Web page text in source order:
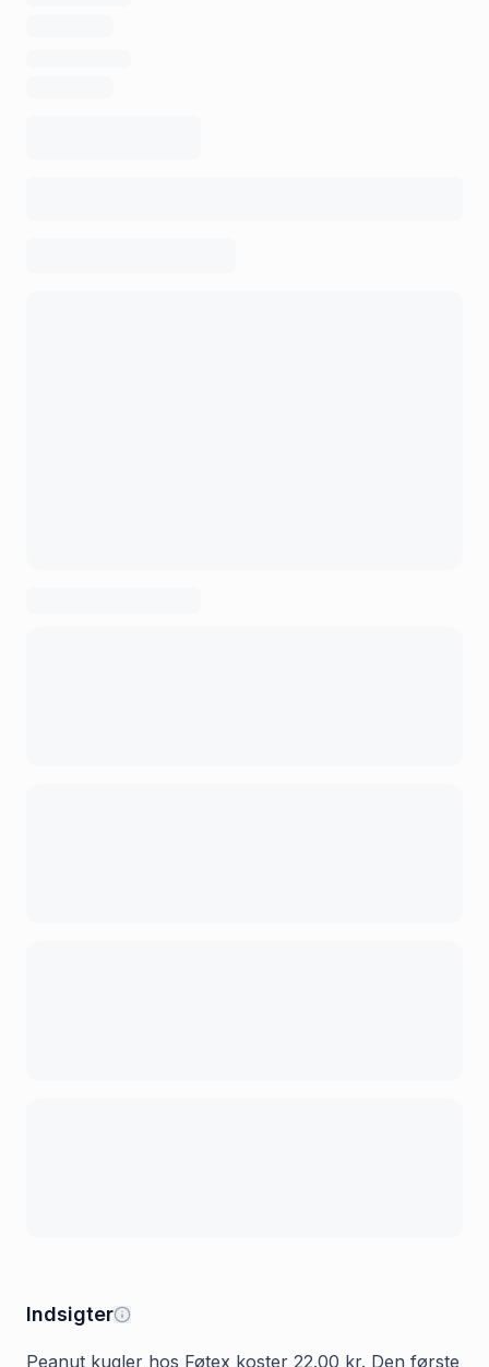
Indsigter
Peanut kugler hos Føtex koster 22.00 kr. Den første